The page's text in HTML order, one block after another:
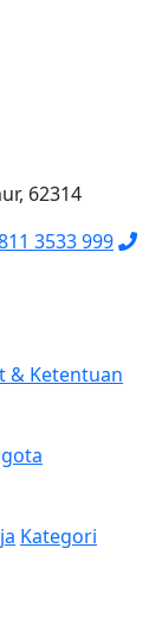
62314
3533 999
& Ketentuan
Kategori